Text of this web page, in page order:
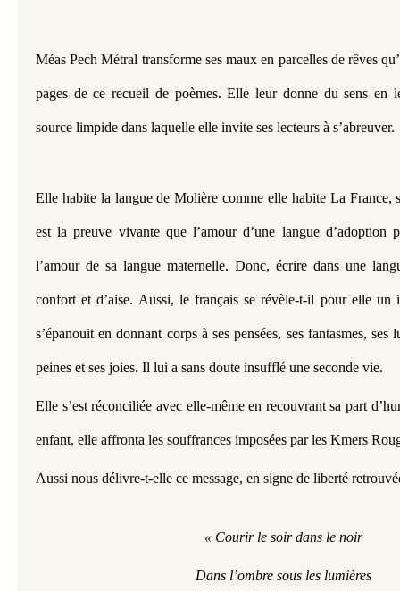
Méas Pech Métral transforme ses maux en parcelles de rêves
pages de ce recueil de poèmes. Elle leur donne du sens en
source limpide dans laquelle elle invite ses lecteurs à s’abreuver.
Elle habite la langue de Molière comme elle habite La France,
est la preuve vivante que l’amour d’une langue d’adoption
l’amour de sa langue maternelle. Donc, écrire dans une
confort et d’aise. Aussi, le français se révèle-t-il pour elle un
s’épanouit en donnant corps à ses pensées, ses fantasmes, ses
peines et ses joies. Il lui a sans doute insufflé une seconde vie.
Elle s’est réconciliée avec elle-même en recouvrant sa part
enfant, elle affronta les souffrances imposées par les Kmers
Aussi nous délivre-t-elle ce message, en signe de liberté
« Courir le soir dans le noir
Dans l’ombre sous les lumières